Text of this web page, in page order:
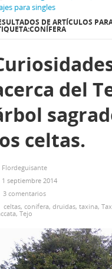
DE ARTÍCULOS
del
celtas.
Flordeguisante
1 septiembre 2014
3 comentarios
celtas, conífera, druidas, taxina,
, Tejo